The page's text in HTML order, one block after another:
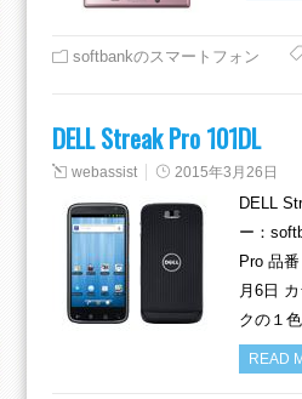
softbankのスマートフォン
DELL Streak Pro 101DL
webassist 2015年3月26日
DELL
ー：
Pro 品
月6日
クの１
READ